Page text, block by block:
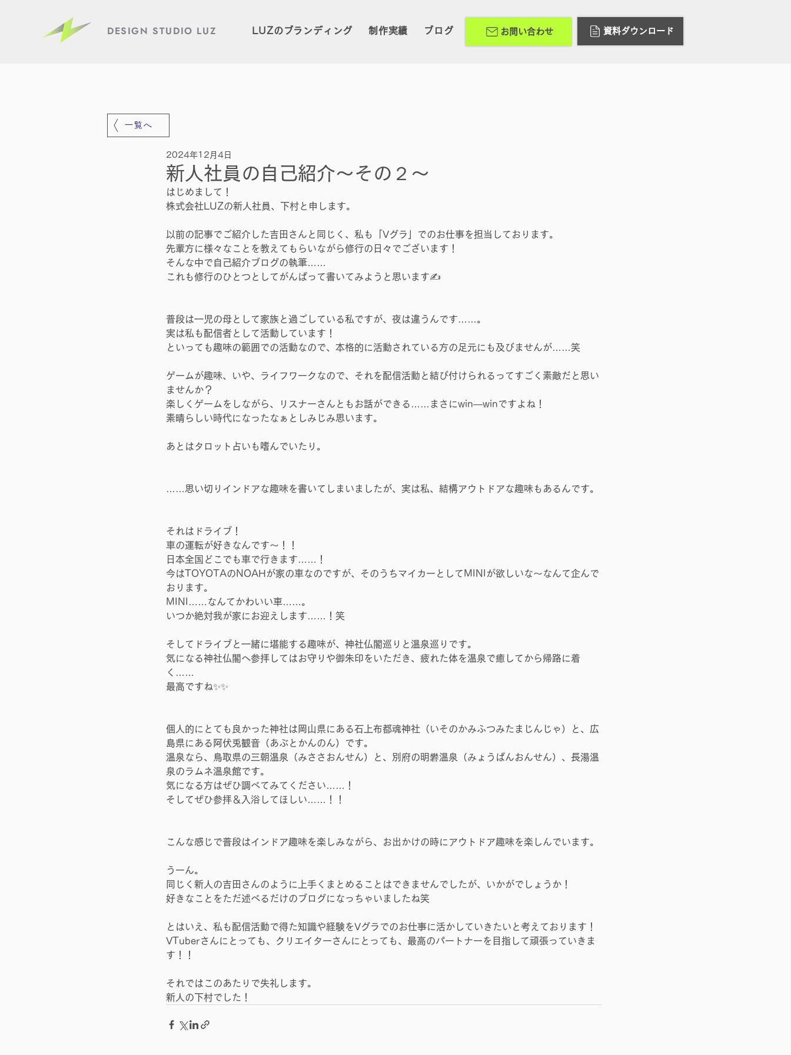
DESIGN STUDIO LUZ LUZのブランディング 制作実績 ブログ お問い合わせ 資料ダウンロード
一覧へ
新人社員の自己紹介～その２～
2024年12月4日
はじめまして！
株式会社LUZの新人社員、下村と申します。
以前の記事でご紹介した吉田さんと同じく、私も「Vグラ」でのお仕事を担当しております。
先輩方に様々なことを教えてもらいながら修行の日々でございます！
そんな中で自己紹介ブログの執筆……
これも修行のひとつとしてがんばって書いてみようと思います✍
普段は一児の母として家族と過ごしている私ですが、夜は違うんです……。
実は私も配信者として活動しています！
といっても趣味の範囲での活動なので、本格的に活動されている方の足元にも及びませんが……笑
ゲームが趣味、いや、ライフワークなので、それを配信活動と結び付けられるってすごく素敵だと思い
ませんか？
楽しくゲームをしながら、リスナーさんともお話ができる……まさにwin—winですよね！
素晴らしい時代になったなぁとしみじみ思います。
あとはタロット占いも嗜んでいたり。
……思い切りインドアな趣味を書いてしまいましたが、実は私、結構アウトドアな趣味もあるんです。
それはドライブ！
車の運転が好きなんです～！！
日本全国どこでも車で行きます……！
今はTOYOTAのNOAHが家の車なのですが、そのうちマイカーとしてMINIが欲しいな～なんて企んで
おります。
MINI……なんてかわいい車……。
いつか絶対我が家にお迎えします……！笑
そしてドライブと一緒に堪能する趣味が、神社仏閣巡りと温泉巡りです。
気になる神社仏閣へ参拝してはお守りや御朱印をいただき、疲れた体を温泉で癒してから帰路に着
く……
最高ですね✨✨
個人的にとても良かった神社は岡山県にある石上布都魂神社（いそのかみふつみたまじんじゃ）と、広
島県にある阿伏兎観音（あぶとかんのん）です。
温泉なら、鳥取県の三朝温泉（みささおんせん）と、別府の明礬温泉（みょうばんおんせん）、長湯温
泉のラムネ温泉館です。
気になる方はぜひ調べてみてください……！
そしてぜひ参拝＆入浴してほしい……！！
こんな感じで普段はインドア趣味を楽しみながら、お出かけの時にアウトドア趣味を楽しんでいます。
うーん。
同じく新人の吉田さんのように上手くまとめることはできませんでしたが、いかがでしょうか！
好きなことをただ述べるだけのブログになっちゃいましたね笑
とはいえ、私も配信活動で得た知識や経験をVグラでのお仕事に活かしていきたいと考えております！
VTuberさんにとっても、クリエイターさんにとっても、最高のパートナーを目指して頑張っていきま
す！！
それではこのあたりで失礼します。
新人の下村でした！